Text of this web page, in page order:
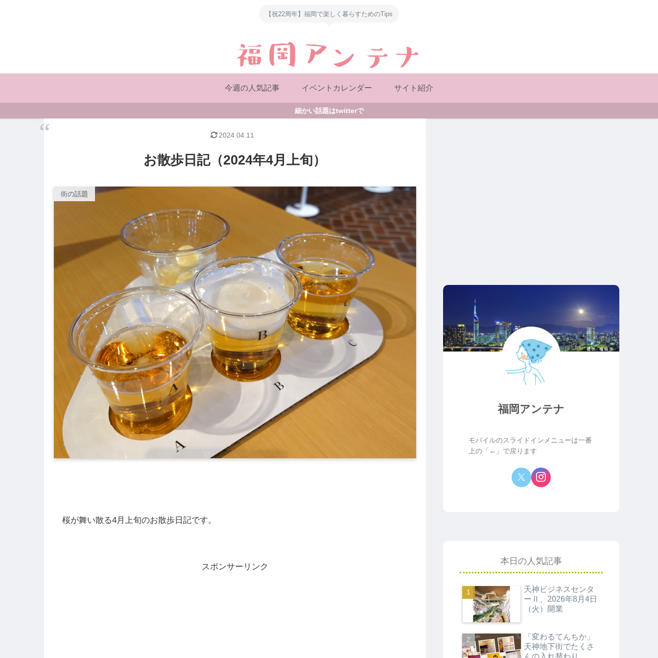
【祝22周年】福岡で楽しく暮らすためのTips
今週の人気記事 イベントカレンダー サイト紹介
細かい話題はtwitterで
お散歩日記（2024年4月上旬）
街の話題
2024.04.11
桜が舞い散る4月上旬のお散歩日記です。
スポンサーリンク
福岡アンテナ
モバイルのスライドインメニューは一番
上の「←」で戻ります
本日の人気記事
天神ビジネスセンタ
ーⅡ、2026年8月4日
（火）開業
「変わるてんちか」
天神地下街でたくさ